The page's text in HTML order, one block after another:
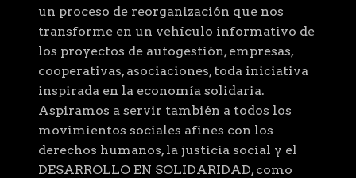
un proceso de reorganización que nos
transforme en un vehículo informativo de
los proyectos de autogestión, empresas,
cooperativas, asociaciones, toda iniciativa
inspirada en la economía solidaria.
Aspiramos a servir también a todos los
movimientos sociales afines con los
derechos humanos, la justicia social y el
DESARROLLO EN SOLIDARIDAD, como